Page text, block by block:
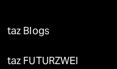
taz Blogs
taz FUTURZWEI